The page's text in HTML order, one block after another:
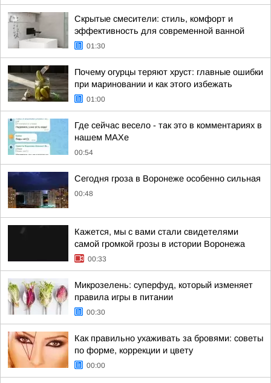
Скрытые смесители: стиль, комфорт и
эффективность для современной ванной
01:30
Почему огурцы теряют хруст: главные ошибки
при мариновании и как этого избежать
01:00
Где сейчас весело - так это в комментариях в
нашем МАХе
00:54
Сегодня гроза в Воронеже особенно сильная
00:48
Кажется, мы с вами стали свидетелями
самой громкой грозы в истории Воронежа
00:33
Микрозелень: суперфуд, который изменяет
правила игры в питании
00:30
Как правильно ухаживать за бровями: советы
по форме, коррекции и цвету
00:00